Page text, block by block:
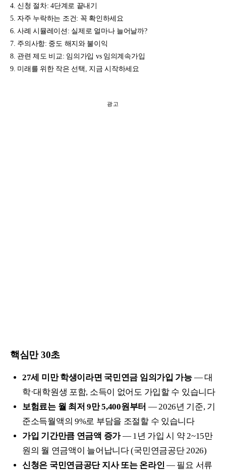
신청 절차: 4단계로 끝내기
자주 누락하는 조건: 꼭 확인하세요
사례 시뮬레이션: 실제로 얼마나 늘어날까?
주의사항: 중도 해지와 불이익
관련 제도 비교: 임의가입 vs 임의계속가입
미래를 위한 작은 선택, 지금 시작하세요
광고
핵심만 30초
27세 미만 학생이라면 국민연금 임의가입 가능— 대
학·대학원생 포함, 소득이 없어도 가입할 수 있습니다
보험료는 월 최저 9만 5,400원부터 — 2026년 기준, 기
준소득월액의 9%로 부담을 조절할 수 있습니다
가입 기간만큼 연금액 증가— 1년 가입 시 약 2~15만
원의 월 연금액이 늘어납니다 (국민연금공단 2026)
신청은 국민연금공단 지사 또는 온라인 — 필요 서류